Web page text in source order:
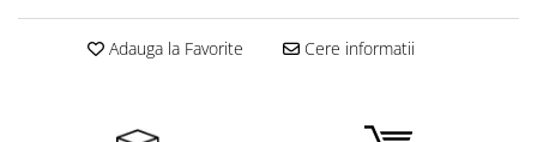
Adauga la Favorite Cere informatii